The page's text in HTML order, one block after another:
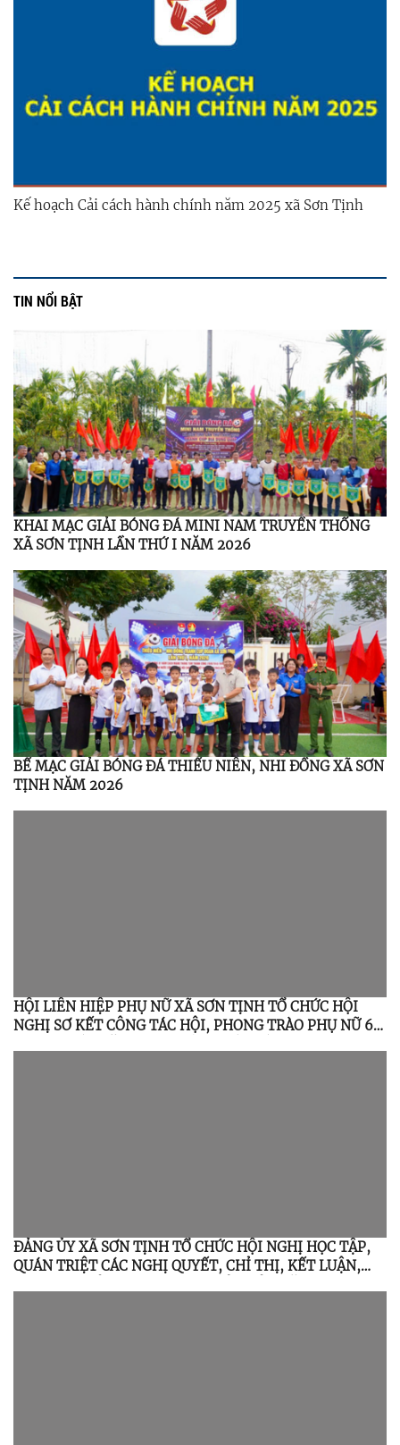
Kế hoạch Cải cách hành chính năm 2025 xã Sơn Tịnh
TIN NỔI BẬT
KHAI MẠC GIẢI BÓNG ĐÁ MINI NAM TRUYỀN THỐNG
XÃ SƠN TỊNH LẦN THỨ I NĂM 2026
BẾ MẠC GIẢI BÓNG ĐÁ THIẾU NIÊN, NHI ĐỒNG XÃ SƠN
TỊNH NĂM 2026
HỘI LIÊN HIỆP PHỤ NỮ XÃ SƠN TỊNH TỔ CHỨC HỘI
NGHỊ SƠ KẾT CÔNG TÁC HỘI, PHONG TRÀO PHỤ NỮ 6
ĐẢNG ỦY XÃ SƠN TỊNH TỔ CHỨC HỘI NGHỊ HỌC TẬP,
QUÁN TRIỆT CÁC NGHỊ QUYẾT, CHỈ THỊ, KẾT LUẬN,